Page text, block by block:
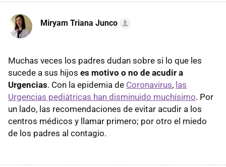
Miryam Triana Junco
Muchas veces los padres dudan sobre si lo que les
sucede a sus hijos es motivo o no de acudir a
Urgencias. Con la epidemia de Coronavirus, las
Urgencias pediátricas han disminuido muchísimo. Por
un lado, las recomendaciones de evitar acudir a los
centros médicos y llamar primero; por otro el miedo
de los padres al contagio.